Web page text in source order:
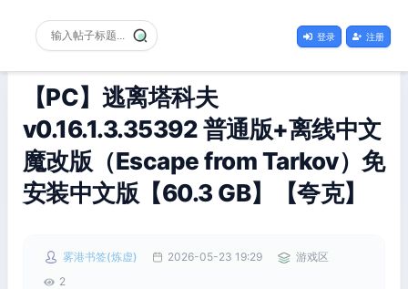
登录 注册
【PC】逃离塔科夫
v0.16.1.3.35392 普通版+离线中文
魔改版（Escape from Tarkov）免
安装中文版【60.3 GB】【夸克】
雾港书签(炼虚) 2026-05-23 19:29
游戏区
2